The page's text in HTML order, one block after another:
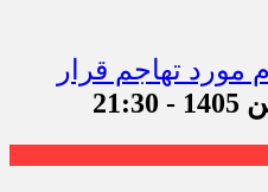
مورد تهاجم قرار